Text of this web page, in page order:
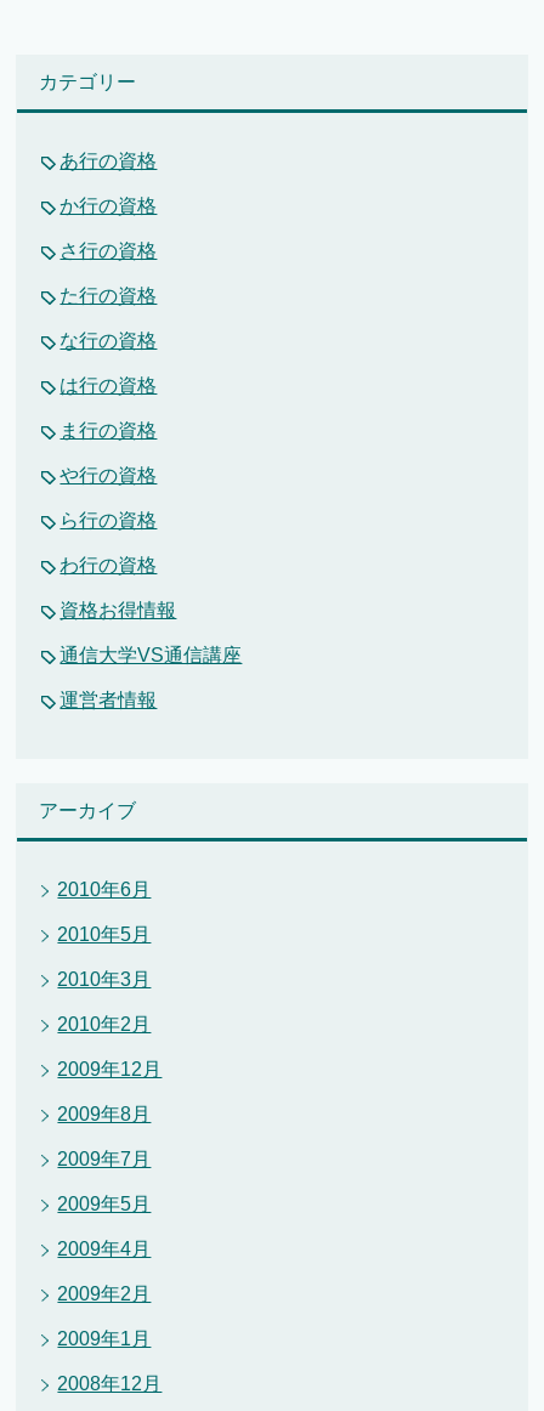
カテゴリー
あ行の資格
か行の資格
さ行の資格
た行の資格
な行の資格
は行の資格
ま行の資格
や行の資格
ら行の資格
わ行の資格
資格お得情報
通信大学VS通信講座
運営者情報
アーカイブ
2010年6月
2010年5月
2010年3月
2010年2月
2009年12月
2009年8月
2009年7月
2009年5月
2009年4月
2009年2月
2009年1月
2008年12月